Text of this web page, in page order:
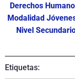
Derechos
Modalidad
Nivel
Etiquetas: